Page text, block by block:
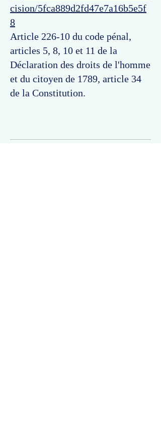
cision/5fca889d2fd47e7a16b5e5f
8
Article 226-10 du code pénal,
articles 5, 8, 10 et 11 de la
Déclaration des droits de l'homme
et du citoyen de 1789, article 34
de la Constitution.